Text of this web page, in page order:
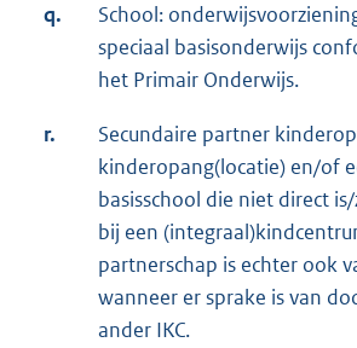
q.
School:
speciaal basisonderwijs
het Primair Onderwijs.
r.
Secundaire partner
kinderopang(locatie) en/of
basisschool die niet direct
bij een
partnerschap is echter ook
wanneer er sprake is van
ander IKC.